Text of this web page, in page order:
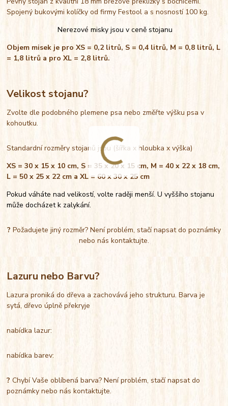
Spojený bukovými kolíčky od firmy Festool a s nosností 100 kg.
Nerezové misky jsou v ceně stojanu
Objem misek je pro XS = 0,2 litrů, S = 0,4 litrů, M = 0,8 litrů, L
= 1,8 litrů a pro XL = 2,8 litrů.
Velikost stojanu?
Zvolte dle podobného plemene psa nebo změřte výšku psa v
kohoutku.
Standardní rozměry stojanů jsou (šířka x hloubka x výška)
XS = 30 x 15 x 10 cm, S = 35 x 20 x 15 cm, M = 40 x 22 x 18 cm,
L = 50 x 25 x 22 cm a XL = 60 x 30 x 25 cm
Pokud váháte nad velikostí, volte raději menší. U vyššího stojanu
může docházet k zalykání.
? Požadujete jiný rozměr? Není problém, stačí napsat do poznámky
nebo nás kontaktujte.
Lazuru nebo Barvu?
Lazura proniká do dřeva a zachovává jeho strukturu. Barva je
sytá, dřevo úplně překryje
nabídka lazur:
nabídka barev:
?Chybí Vaše oblíbená barva? Není problém, stačí napsat do
poznámky nebo nás kontaktujte.